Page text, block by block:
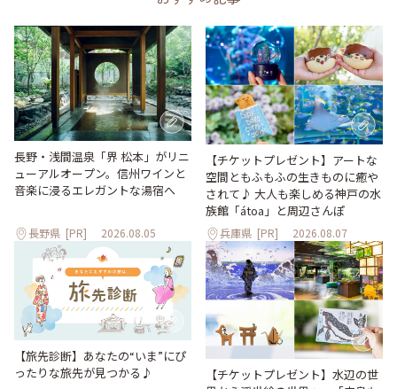
長野・浅間温泉「界 松本」がリニ
ューアルオープン。信州ワインと
音楽に浸るエレガントな湯宿へ
長野県 [PR] 2026.08.05
【チケットプレゼント】アートな
空間ともふもふの生きものに癒や
されて♪ 大人も楽しめる神戸の水
族館「átoa」と周辺さんぽ
兵庫県 [PR] 2026.08.07
【旅先診断】あなたの“いま”にぴ
ったりな旅先が見つかる♪
【チケットプレゼント】水辺の世